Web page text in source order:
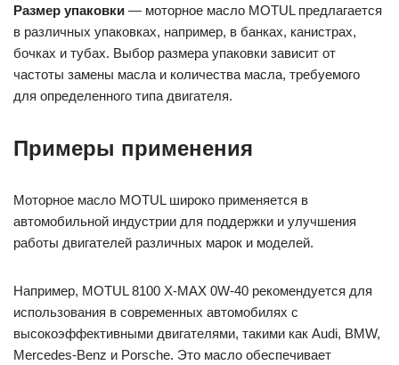
Размер упаковки — моторное масло MOTUL предлагается
в различных упаковках, например, в банках, канистрах,
бочках и тубах. Выбор размера упаковки зависит от
частоты замены масла и количества масла, требуемого
для определенного типа двигателя.
Примеры применения
Моторное масло MOTUL широко применяется в
автомобильной индустрии для поддержки и улучшения
работы двигателей различных марок и моделей.
Например, MOTUL 8100 X-MAX 0W-40 рекомендуется для
использования в современных автомобилях с
высокоэффективными двигателями, такими как Audi, BMW,
Mercedes-Benz и Porsche. Это масло обеспечивает